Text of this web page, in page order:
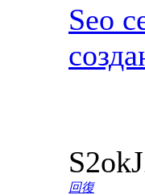
Seo
回復